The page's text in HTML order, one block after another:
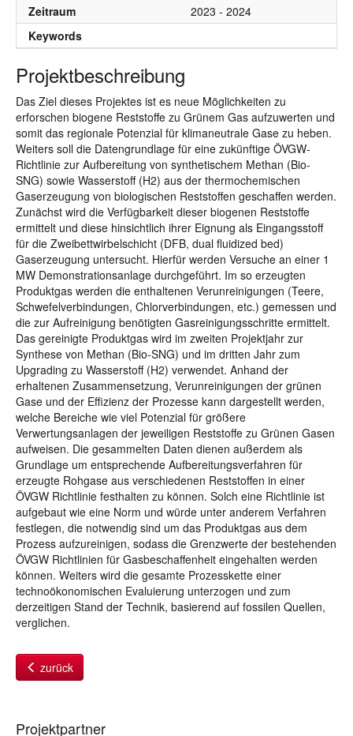
Zeitraum
2023 - 2024
Keywords
Projektbeschreibung
Das Ziel dieses Projektes ist es neue Möglichkeiten zu
erforschen biogene Reststoffe zu Grünem Gas aufzuwerten und
somit das regionale Potenzial für klimaneutrale Gase zu heben.
Weiters soll die Datengrundlage für eine zukünftige ÖVGW-
Richtlinie zur Aufbereitung von synthetischem Methan (Bio-
SNG) sowie Wasserstoff (H2) aus der thermochemischen
Gaserzeugung von biologischen Reststoffen geschaffen werden.
Zunächst wird die Verfügbarkeit dieser biogenen Reststoffe
ermittelt und diese hinsichtlich ihrer Eignung als Eingangsstoff
für die Zweibettwirbelschicht (DFB, dual fluidized bed)
Gaserzeugung untersucht. Hierfür werden Versuche an einer 1
MW Demonstrationsanlage durchgeführt. Im so erzeugten
Produktgas werden die enthaltenen Verunreinigungen (Teere,
Schwefelverbindungen, Chlorverbindungen, etc.) gemessen und
die zur Aufreinigung benötigten Gasreinigungsschritte ermittelt.
Das gereinigte Produktgas wird im zweiten Projektjahr zur
Synthese von Methan (Bio-SNG) und im dritten Jahr zum
Upgrading zu Wasserstoff (H2) verwendet. Anhand der
erhaltenen Zusammensetzung, Verunreinigungen der grünen
Gase und der Effizienz der Prozesse kann dargestellt werden,
welche Bereiche wie viel Potenzial für größere
Verwertungsanlagen der jeweiligen Reststoffe zu Grünen Gasen
aufweisen. Die gesammelten Daten dienen außerdem als
Grundlage um entsprechende Aufbereitungsverfahren für
erzeugte Rohgase aus verschiedenen Reststoffen in einer
ÖVGW Richtlinie festhalten zu können. Solch eine Richtlinie ist
aufgebaut wie eine Norm und würde unter anderem Verfahren
festlegen, die notwendig sind um das Produktgas aus dem
Prozess aufzureinigen, sodass die Grenzwerte der bestehenden
ÖVGW Richtlinien für Gasbeschaffenheit eingehalten werden
können. Weiters wird die gesamte Prozesskette einer
technoökonomischen Evaluierung unterzogen und zum
derzeitigen Stand der Technik, basierend auf fossilen Quellen,
verglichen.
zurück
Projektpartner